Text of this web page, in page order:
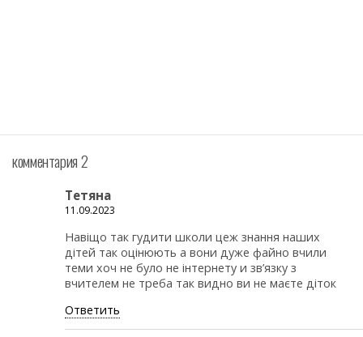
комментария 2
Тетяна
11.09.2023
Навіщо так гудити школи цеж знання наших
дітей так оцінюють а вони дуже файно вчили
теми хоч не було не інтернету и зв’язку з
вчителем не треба так видно ви не маєте діток
Ответить